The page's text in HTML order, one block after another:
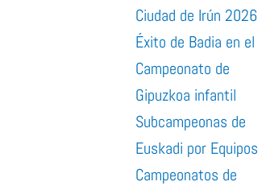
Ciudad de Irún 2026
Éxito de Badia en el
Campeonato de
Gipuzkoa infantil
Subcampeonas de
Euskadi por Equipos
Campeonatos de